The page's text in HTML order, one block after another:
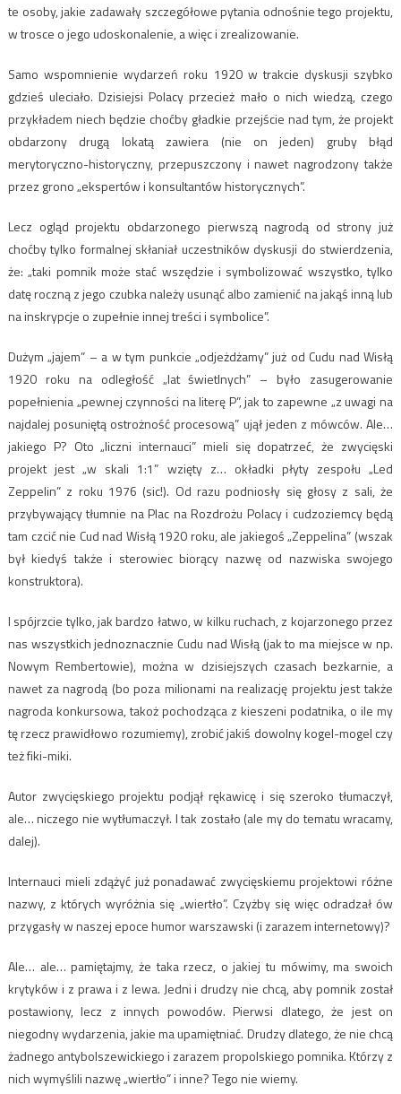
te osoby, jakie zadawały szczegółowe pytania odnośnie tego projektu,
w trosce o jego udoskonalenie, a więc i zrealizowanie.
Samo wspomnienie wydarzeń roku 1920 w trakcie dyskusji szybko
gdzieś uleciało. Dzisiejsi Polacy przecież mało o nich wiedzą, czego
przykładem niech będzie choćby gładkie przejście nad tym, że projekt
obdarzony drugą lokatą zawiera (nie on jeden) gruby błąd
merytoryczno-historyczny, przepuszczony i nawet nagrodzony także
przez grono „ekspertów i konsultantów historycznych”.
Lecz ogląd projektu obdarzonego pierwszą nagrodą od strony już
choćby tylko formalnej skłaniał uczestników dyskusji do stwierdzenia,
że: „taki pomnik może stać wszędzie i symbolizować wszystko, tylko
datę roczną z jego czubka należy usunąć albo zamienić na jakąś inną lub
na inskrypcje o zupełnie innej treści i symbolice”.
Dużym „jajem” – a w tym punkcie „odjeżdżamy” już od Cudu nad Wisłą
1920 roku na odległość „lat świetlnych” – było zasugerowanie
popełnienia „pewnej czynności na literę P”, jak to zapewne „z uwagi na
najdalej posuniętą ostrożność procesową” ujął jeden z mówców. Ale…
jakiego P? Oto „liczni internauci” mieli się dopatrzeć, że zwycięski
projekt jest „w skali 1:1” wzięty z… okładki płyty zespołu „Led
Zeppelin” z roku 1976 (sic!). Od razu podniosły się głosy z sali, że
przybywający tłumnie na Plac na Rozdrożu Polacy i cudzoziemcy będą
tam czcić nie Cud nad Wisłą 1920 roku, ale jakiegoś „Zeppelina” (wszak
był kiedyś także i sterowiec biorący nazwę od nazwiska swojego
konstruktora).
I spójrzcie tylko, jak bardzo łatwo, w kilku ruchach, z kojarzonego przez
nas wszystkich jednoznacznie Cudu nad Wisłą (jak to ma miejsce w np.
Nowym Rembertowie), można w dzisiejszych czasach bezkarnie, a
nawet za nagrodą (bo poza milionami na realizację projektu jest także
nagroda konkursowa, takoż pochodząca z kieszeni podatnika, o ile my
tę rzecz prawidłowo rozumiemy), zrobić jakiś dowolny kogel-mogel czy
też fiki-miki.
Autor zwycięskiego projektu podjął rękawicę i się szeroko tłumaczył,
ale… niczego nie wytłumaczył. I tak zostało (ale my do tematu wracamy,
dalej).
Internauci mieli zdążyć już ponadawać zwycięskiemu projektowi różne
nazwy, z których wyróżnia się „wiertło”. Czyżby się więc odradzał ów
przygasły w naszej epoce humor warszawski (i zarazem internetowy)?
Ale… ale… pamiętajmy, że taka rzecz, o jakiej tu mówimy, ma swoich
krytyków i z prawa i z lewa. Jedni i drudzy nie chcą, aby pomnik został
postawiony, lecz z innych powodów. Pierwsi dlatego, że jest on
niegodny wydarzenia, jakie ma upamiętniać. Drudzy dlatego, że nie chcą
żadnego antybolszewickiego i zarazem propolskiego pomnika. Którzy z
nich wymyślili nazwę „wiertło” i inne? Tego nie wiemy.